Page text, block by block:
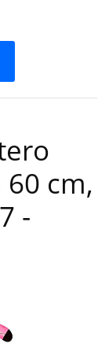
cm,
-